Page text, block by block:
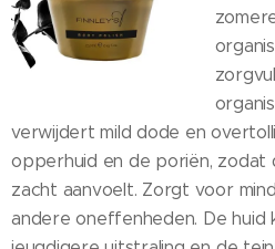
verwijdert mild dode en
opperhuid en de poriën, zodat
zacht aanvoelt. Zorgt voor
andere oneffenheden. De huid